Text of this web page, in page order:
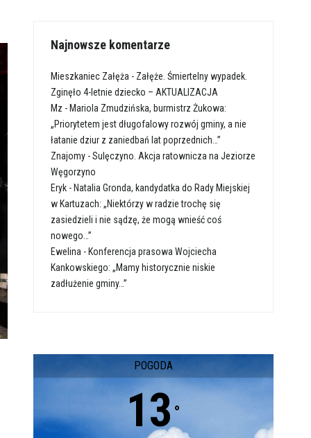
Najnowsze komentarze
Mieszkaniec Załęża - Załęże. Śmiertelny wypadek.
Zginęło 4-letnie dziecko – AKTUALIZACJA
Mz - Mariola Zmudzińska, burmistrz Żukowa:
„Priorytetem jest długofalowy rozwój gminy, a nie
łatanie dziur z zaniedbań lat poprzednich…”
Znajomy -Sulęczyno. Akcja ratownicza na Jeziorze
Węgorzyno
Eryk - Natalia Gronda, kandydatka do Rady Miejskiej
w Kartuzach: „Niektórzy w radzie trochę się
zasiedzieli i nie sądzę, że mogą wnieść coś
nowego…”
Ewelina - Konferencja prasowa Wojciecha
Kankowskiego: „Mamy historycznie niskie
zadłużenie gminy…”
POGODA
13 °